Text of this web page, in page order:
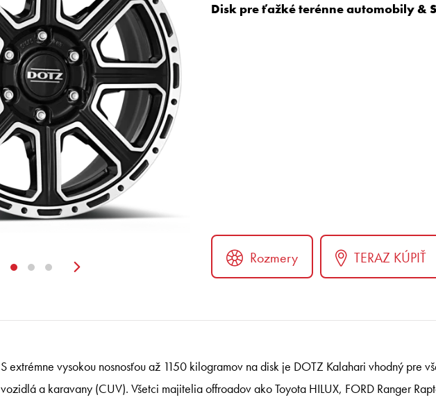
Zurück
Disk pre ťažké terénne automobily &
Rozmery TERAZ KÚPIŤ
S extrémne vysokou nosnosťou až 1150 kilogramov na disk je DOTZ Kalahari vhodný pre
vozidlá a karavany (CUV). Všetci majitelia offroadov ako Toyota HILUX, FORD Ranger